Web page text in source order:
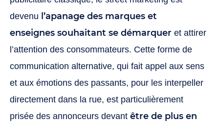
devenu l’apanage des marques et
enseignes souhaitant se démarquer et attirer
l’attention des consommateurs. Cette forme de
communication alternative, qui fait appel aux sens
et aux émotions des passants, pour les interpeller
directement dans la rue, est particulièrement
prisée des annonceurs devant être de plus en